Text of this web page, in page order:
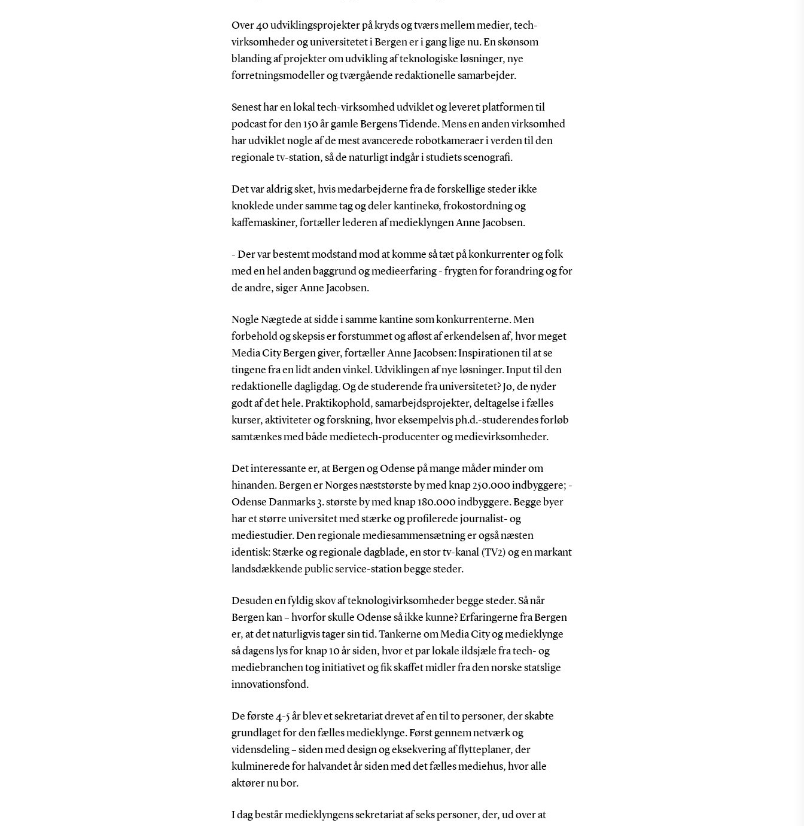
Over 40 udviklingsprojekter på kryds og tværs mellem medier, tech-
virksomheder og universitetet i Bergen er i gang lige nu. En skønsom
blanding af projekter om udvikling af teknologiske løsninger, nye
forretningsmodeller og tværgående redaktionelle samarbejder.
Senest har en lokal tech-virksomhed udviklet og leveret platformen til
podcast for den 150 år gamle Bergens Tidende. Mens en anden virksomhed
har udviklet nogle af de mest avancerede robotkameraer i verden til den
regionale tv-station, så de naturligt indgår i studiets scenografi.
Det var aldrig sket, hvis medarbejderne fra de forskellige steder ikke
knoklede under samme tag og deler kantinekø, frokostordning og
kaffemaskiner, fortæller lederen af medieklyngen Anne Jacobsen.
- Der var bestemt modstand mod at komme så tæt på konkurrenter og folk
med en hel anden baggrund og medieerfaring - frygten for forandring og for
de andre, siger Anne Jacobsen.
Nogle Nægtede at sidde i samme kantine som konkurrenterne. Men
forbehold og skepsis er forstummet og afløst af erkendelsen af, hvor meget
Media City Bergen giver, fortæller Anne Jacobsen: Inspirationen til at se
tingene fra en lidt anden vinkel. Udviklingen af nye løsninger. Input til den
redaktionelle dagligdag. Og de studerende fra universitetet? Jo, de nyder
godt af det hele. Praktikophold, samarbejdsprojekter, deltagelse i fælles
kurser, aktiviteter og forskning, hvor eksempelvis ph.d.-studerendes forløb
samtænkes med både medietech-producenter og medievirksomheder.
Det interessante er, at Bergen og Odense på mange måder minder om
hinanden. Bergen er Norges næststørste by med knap 250.000 indbyggere; -
Odense Danmarks 3. største by med knap 180.000 indbyggere. Begge byer
har et større universitet med stærke og profilerede journalist- og
mediestudier. Den regionale mediesammensætning er også næsten
identisk: Stærke og regionale dagblade, en stor tv-kanal (TV2) og en markant
landsdækkende public service-station begge steder.
Desuden en fyldig skov af teknologivirksomheder begge steder. Så når
Bergen kan – hvorfor skulle Odense så ikke kunne? Erfaringerne fra Bergen
er, at det naturligvis tager sin tid. Tankerne om Media City og medieklynge
så dagens lys for knap 10 år siden, hvor et par lokale ildsjæle fra tech- og
mediebranchen tog initiativet og fik skaffet midler fra den norske statslige
innovationsfond.
De første 4-5 år blev et sekretariat drevet af en til to personer, der skabte
grundlaget for den fælles medieklynge. Først gennem netværk og
vidensdeling – siden med design og eksekvering af flytteplaner, der
kulminerede for halvandet år siden med det fælles mediehus, hvor alle
aktører nu bor.
I dag består medieklyngens sekretariat af seks personer, der, ud over at